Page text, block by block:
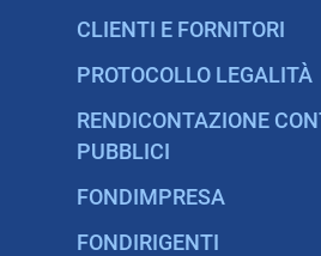
CLIENTI E FORNITORI
PROTOCOLLO LEGALITÀ
RENDICONTAZIONE
PUBBLICI
FONDIMPRESA
FONDIRIGENTI